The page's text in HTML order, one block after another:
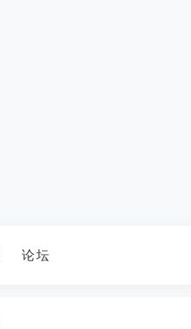
论坛